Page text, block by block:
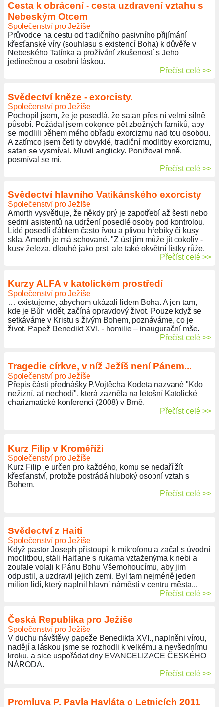
Cesta k obrácení - cesta uzdravení vztahu s
Nebeským Otcem
Společenství pro Ježíše
Průvodce na cestu od tradičního pasivního přijímání
křesťanské víry (souhlasu s existencí Boha) k důvěře v
Nebeského Tatínka a prožívání zkušeností s Jeho
jedinečnou a osobní láskou.
Přečíst celé >>
Svědectví kněze - exorcisty.
Společenství pro Ježíše
Pochopil jsem, že je posedlá, že satan přes ní velmi silně
působí. Požádal jsem dokonce pět zbožných farníků, aby
se modlili během mého obřadu exorcizmu nad tou osobou.
A zatímco jsem četl ty obvyklé, tradiční modlitby exorcizmu,
satan se vysmíval. Mluvil anglicky. Ponižoval mně,
posmíval se mi.
Přečíst celé >>
Svědectví hlavního Vatikánského exorcisty
Společenství pro Ježíše
Amorth vysvětluje, že někdy prý je zapotřebí až šesti nebo
sedmi asistentů na udržení posedlé osoby pod kontrolou.
Lidé posedlí ďáblem často řvou a plivou hřebíky či kusy
skla, Amorth je má schované. "Z úst jim může jít cokoliv -
kusy železa, dlouhé jako prst, ale také okvětní lístky růže.
Přečíst celé >>
Kurzy ALFA v katolickém prostředí
Společenství pro Ježíše
… existujeme, abychom ukázali lidem Boha. A jen tam,
kde je Bůh vidět, začíná opravdový život. Pouze když se
setkáváme v Kristu s živým Bohem, poznáváme, co je
život. Papež Benedikt XVI. - homilie – inaugurační mše.
Přečíst celé >>
Tragedie církve, v níž Ježíš není Pánem...
Společenství pro Ježíše
Přepis části přednášky P.Vojtěcha Kodeta nazvané "Kdo
nežízní, ať nechodí", která zazněla na letošní Katolické
charizmatické konferenci (2008) v Brně.
Přečíst celé >>
Kurz Filip v Kroměříži
Společenství pro Ježíše
Kurz Filip je určen pro každého, komu se nedaří žít
křesťanství, protože postrádá hluboký osobní vztah s
Bohem.
Přečíst celé >>
Svědectví z Haiti
Společenství pro Ježíše
Když pastor Joseph přistoupil k mikrofonu a začal s úvodní
modlitbou, stáli Haiťané s rukama vztaženýma k nebi a
zoufale volali k Pánu Bohu Všemohoucímu, aby jim
odpustil, a uzdravil jejich zemi. Byl tam nejméně jeden
milion lidí, který naplnil hlavní náměstí v centru města...
Přečíst celé >>
Česká Republika pro Ježíše
Společenství pro Ježíše
V duchu návštěvy papeže Benedikta XVI., naplněni vírou,
nadějí a láskou jsme se rozhodli k velkému a nevšednímu
kroku, a sice uspořádat dny EVANGELIZACE ČESKÉHO
NÁRODA.
Přečíst celé >>
Promluva P. Pavla Havláta o Letnicích 2011